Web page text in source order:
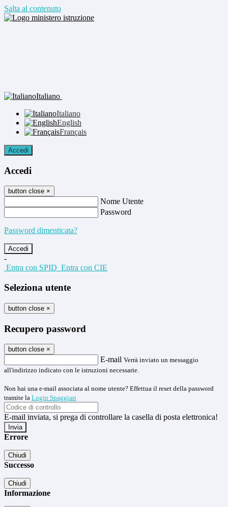
Salta al contenuto
Italiano
Italiano
English
Français
Accedi
Accedi
button close ×
Nome Utente
Password
Password dimenticata?
-
Entra con SPID Entra con CIE
Seleziona utente
button close ×
Recupero password
button close ×
E-mail Verrà inviato un messaggio
all'indirizzo indicato con le istruzioni necessarie.
Non hai una e-mail associata al nome utente? Effettua il reset della password
tramite la Login Spaggiari
E-mail inviata, si prega di controllare la casella di posta elettronica!
Errore
Chiudi
Successo
Chiudi
Informazione